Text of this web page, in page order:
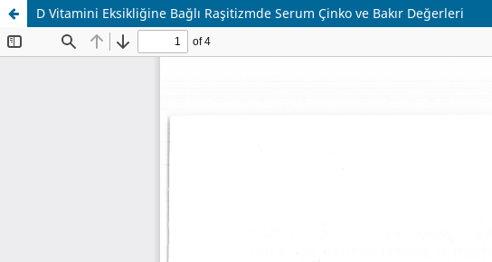
D Vitamini Eksikliğine Bağlı Raşitizmde Serum Çinko ve Bakır Değerleri